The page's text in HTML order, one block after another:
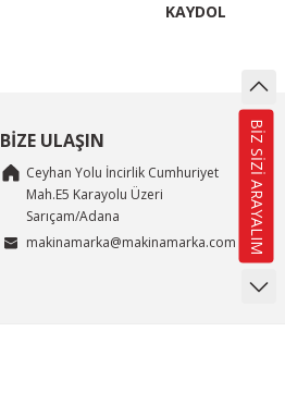
KAYDOL
BİZE ULAŞIN
Ceyhan Yolu İncirlik Cumhuriyet
Mah.E5 Karayolu Üzeri
Sarıçam/Adana
makinamarka@makinamarka.com
BİZ SİZİ ARAYALIM